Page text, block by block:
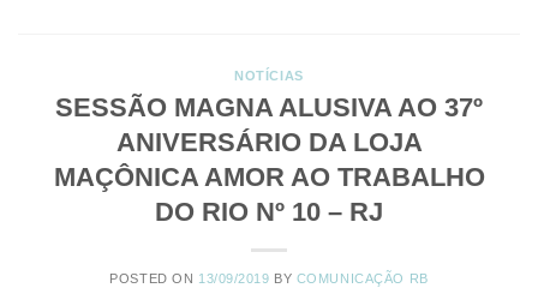
NOTÍCIAS
SESSÃO MAGNA ALUSIVA AO 37º
ANIVERSÁRIO DA LOJA
MAÇÔNICA AMOR AO TRABALHO
DO RIO Nº 10 – RJ
POSTED ON 13/09/2019 BY COMUNICAÇÃO RB